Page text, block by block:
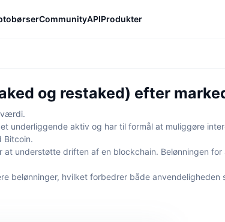
CommunityAPIProdukter
og restaked) efter
underliggende aktiv og har til formål at muliggøre
Bitcoin.
understøtte driften af en blockchain. Belønningen
belønninger, hvilket forbedrer både